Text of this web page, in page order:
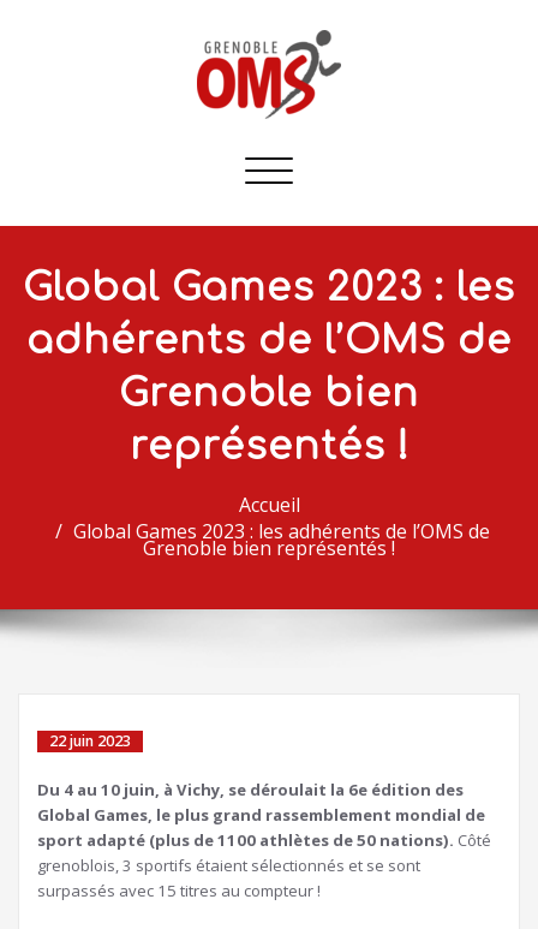
Afficher/masquer
navigation
Global Games 2023 : les
adhérents de l’OMS de
Grenoble bien
représentés !
Accueil
Global Games 2023 : les adhérents de l’OMS de
Grenoble bien représentés !
22 juin 2023
Du 4 au 10 juin, à Vichy, se déroulait la 6e édition des
Global Games, le plus grand rassemblement mondial de
sport adapté (plus de 1100 athlètes de 50 nations). Côté
grenoblois, 3 sportifs étaient sélectionnés et se sont
surpassés avec 15 titres au compteur !